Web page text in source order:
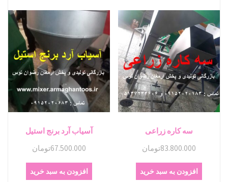
سه کاره زراعی
83.800.000تومان
افزودن به سبد خرید
آسیاب آرد برنج استیل
67.500.000تومان
افزودن به سبد خرید